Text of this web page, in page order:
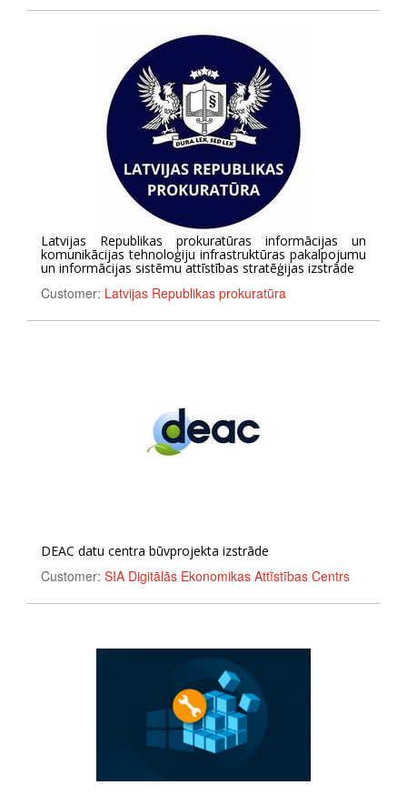
Latvijas Republikas prokuratūras informācijas un
komunikācijas tehnoloģiju infrastruktūras pakalpojumu
un informācijas sistēmu attīstības stratēģijas izstrāde
Customer: Latvijas Republikas prokuratūra
DEAC datu centra būvprojekta izstrāde
Customer: SIA Digitālās Ekonomikas Attīstības Centrs